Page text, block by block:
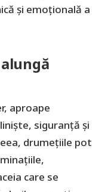
și emoțională a
aproape
siguranță și
drumețiile pot
care se